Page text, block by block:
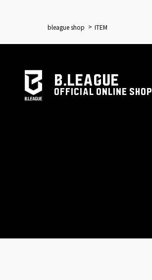
bleague shop ITEM
B.LEAGUE
OFFICIAL ONLINE SHOP